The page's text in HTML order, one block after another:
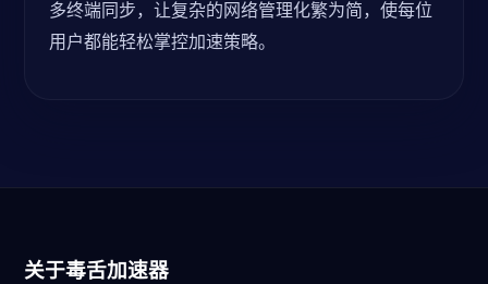
多终端同步，让复杂的网络管理化繁为简，使每位
用户都能轻松掌控加速策略。
关于毒舌加速器